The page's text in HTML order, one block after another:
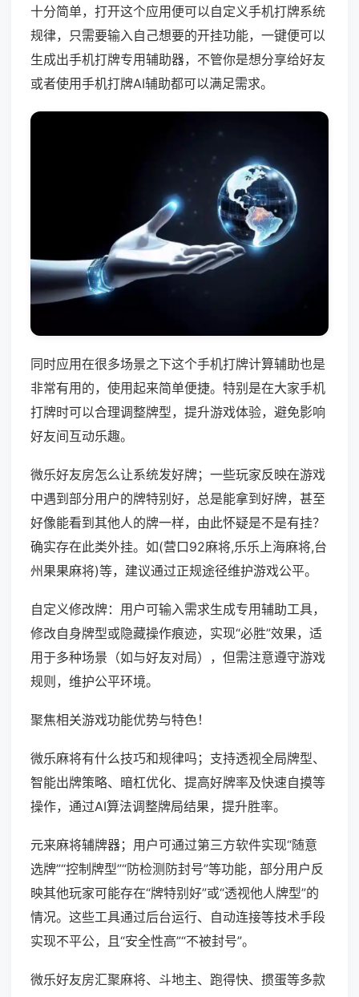
十分简单，打开这个应用便可以自定义手机打牌系统
规律，只需要输入自己想要的开挂功能，一键便可以
生成出手机打牌专用辅助器，不管你是想分享给好友
或者使用手机打牌AI辅助都可以满足需求。
同时应用在很多场景之下这个手机打牌计算辅助也是
非常有用的，使用起来简单便捷。特别是在大家手机
打牌时可以合理调整牌型，提升游戏体验，避免影响
好友间互动乐趣。
微乐好友房怎么让系统发好牌；一些玩家反映在游戏
中遇到部分用户的牌特别好，总是能拿到好牌，甚至
好像能看到其他人的牌一样，由此怀疑是不是有挂？
确实存在此类外挂。如(营口92麻将,乐乐上海麻将,台
州果果麻将)等，建议通过正规途径维护游戏公平。
自定义修改牌：用户可输入需求生成专用辅助工具，
修改自身牌型或隐藏操作痕迹，实现“必胜”效果，适
用于多种场景（如与好友对局），但需注意遵守游戏
规则，维护公平环境。
聚焦相关游戏功能优势与特色！
微乐麻将有什么技巧和规律吗；支持透视全局牌型、
智能出牌策略、暗杠优化、提高好牌率及快速自摸等
操作，通过AI算法调整牌局结果，提升胜率。
元来麻将辅牌器；用户可通过第三方软件实现“随意
选牌”“控制牌型”“防检测防封号”等功能，部分用户反
映其他玩家可能存在“牌特别好”或“透视他人牌型”的
情况。这些工具通过后台运行、自动连接等技术手段
实现不平公，且“安全性高”“不被封号”。
微乐好友房汇聚麻将、斗地主、跑得快、掼蛋等多款